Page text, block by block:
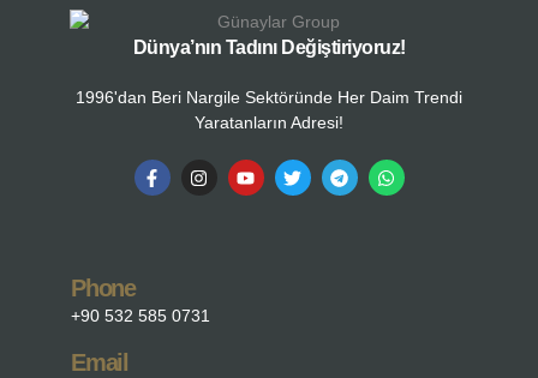
Dünya’nın Tadını Değiştiriyoruz!
1996'dan Beri Nargile Sektöründe Her Daim Trendi
Yaratanların Adresi!
Phone
+90 532 585 0731
Email